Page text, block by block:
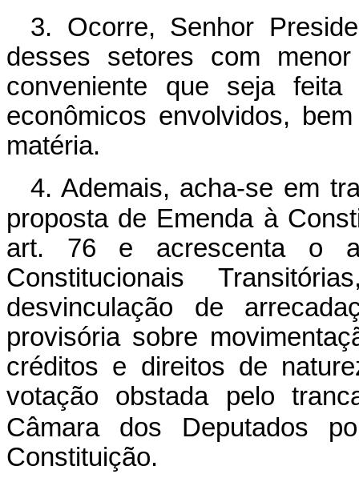
3. Ocorre, Senhor
desses setores com
conveniente que seja
econômicos envolvidos,
matéria.
4. Ademais, acha-se em
proposta de Emenda à
art. 76 e acrescenta o
Constitucionais
desvinculação de
provisória sobre
créditos e direitos de
votação obstada pelo
Câmara dos Deputados
Constituição.